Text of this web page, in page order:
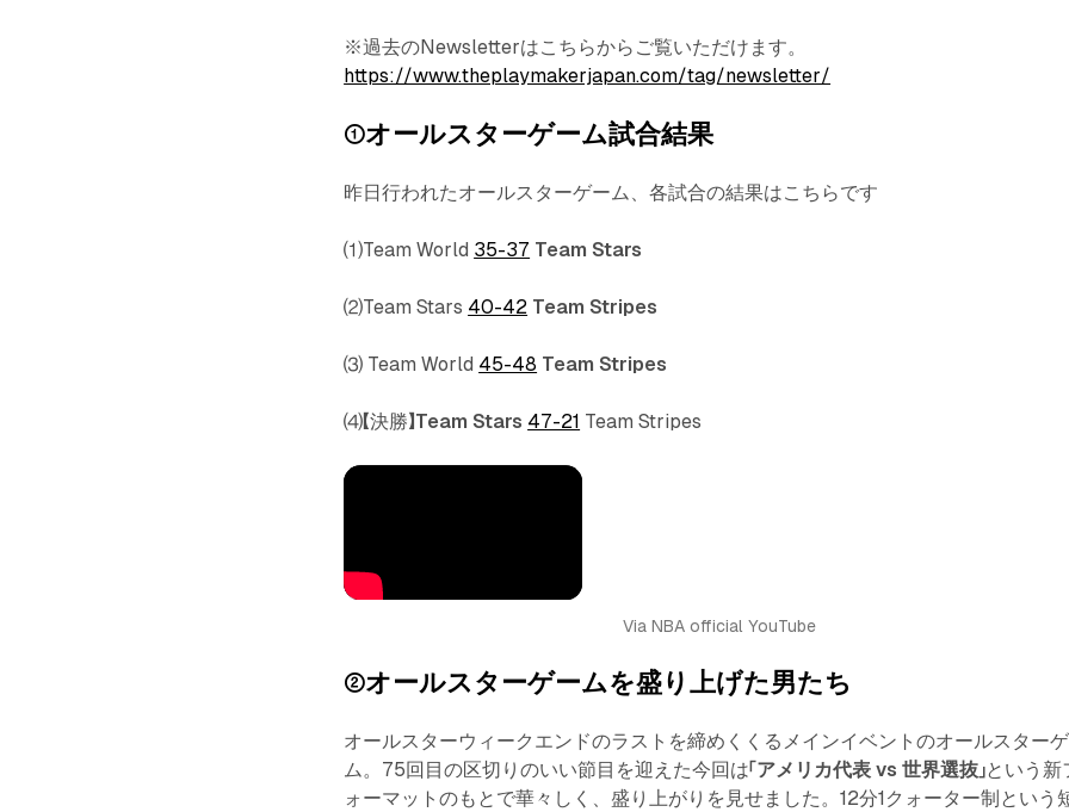
※過去のNewsletterはこちらからご覧いただけます。
https://www.theplaymakerjapan.com/tag/newsletter/
①オールスターゲーム試合結果
昨日行われたオールスターゲーム、各試合の結果はこちらです
⑴Team World 35-37 Team Stars
⑵Team Stars 40-42 Team Stripes
⑶ Team World 45-48 Team Stripes
⑷【決勝】 Team Stars 47-21 Team Stripes
Via NBA official YouTube
②オールスターゲームを盛り上げた男たち
オールスターウィークエンドのラストを締めくくるメインイベントのオールスター
ム。75回目の区切りのいい節目を迎えた今回は「アメリカ代表 vs 世界選抜」という新
ォーマットのもとで華々しく、盛り上がりを見せました。12分1クォーター制という